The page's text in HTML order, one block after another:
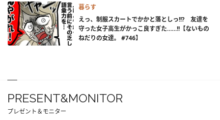
暮らす
えっ、制服スカートでかかと落としっ!!? 友達を
守った女子高生がかっこ良すぎた……!!【ないもの
ねだりの女達。 #746】
PRESENT&MONITOR
プレゼント＆モニター